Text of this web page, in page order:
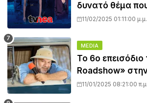
δυνατό θέμα
αργό ρυθμό και
11/02/2025 01:11:00 μ.μ.
MEDIA
Το 6ο
Roadshow»
11/01/2025 08:21:00 π.μ.